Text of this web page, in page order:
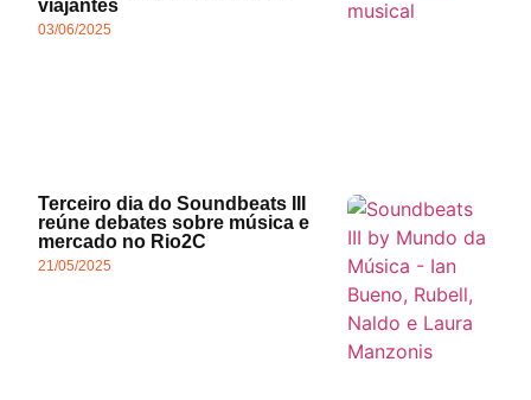
viajantes
03/06/2025
Terceiro dia do Soundbeats III
reúne debates sobre música e
mercado no Rio2C
21/05/2025